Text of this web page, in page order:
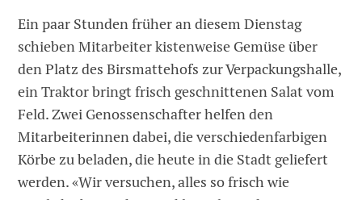
Ein paar Stunden früher an diesem Dienstag
schieben Mitarbeiter kistenweise Gemüse über
den Platz des Birsmattehofs zur Verpackungshalle,
ein Traktor bringt frisch geschnittenen Salat vom
Feld. Zwei Genossenschafter helfen den
Mitarbeiterinnen dabei, die verschiedenfarbigen
Körbe zu beladen, die heute in die Stadt geliefert
werden. «Wir versuchen, alles so frisch wie